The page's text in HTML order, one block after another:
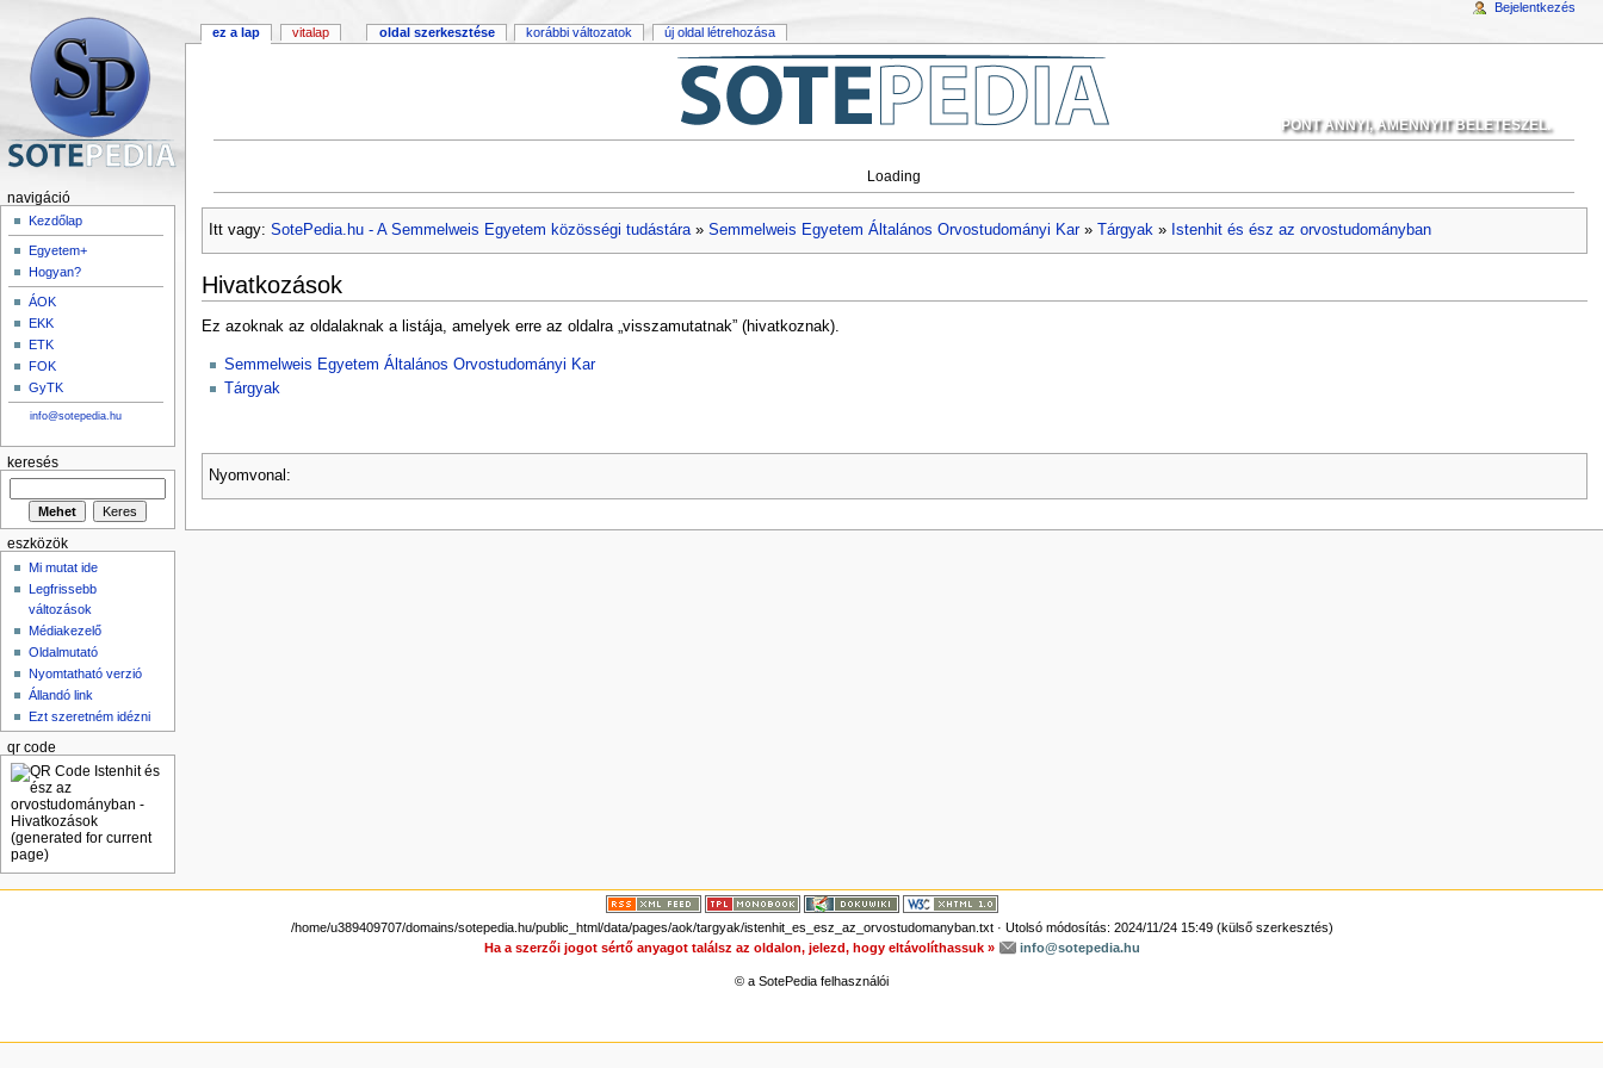
PONT ANNYI, AMENNYIT BELETESZEL.
Loading
Itt vagy: SotePedia.hu - A Semmelweis Egyetem közösségi tudástára» Semmelweis Egyetem Általános Orvostudományi Kar» Tárgyak» Istenhit és ész az orvostudományban
Hivatkozások
Ez azoknak az oldalaknak a listája, amelyek erre az oldalra „visszamutatnak” (hivatkoznak).
Semmelweis Egyetem Általános Orvostudományi Kar
Tárgyak
Nyomvonal:
ez a lap vitalap oldal szerkesztése korábbi változatok új oldal létrehozása
Bejelentkezés
navigáció
Kezdőlap
Egyetem+
Hogyan?
ÁOK
EKK
ETK
FOK
GyTK
info@sotepedia.hu
keresés
eszközök
Mi mutat ide
Legfrissebb
változások
Médiakezelő
Oldalmutató
Nyomtatható verzió
Állandó link
Ezt szeretném idézni
qr code
/home/u389409707/domains/sotepedia.hu/public_html/data/pages/aok/targyak/istenhit_es_esz_az_orvostudomanyban.txt· Utolsó módosítás: 2024/11/24 15:49 (külső szerkesztés)
Ha a szerzői jogot sértő anyagot találsz az oldalon, jelezd, hogy eltávolíthassuk »
info@sotepedia.hu
© a SotePedia felhasználói